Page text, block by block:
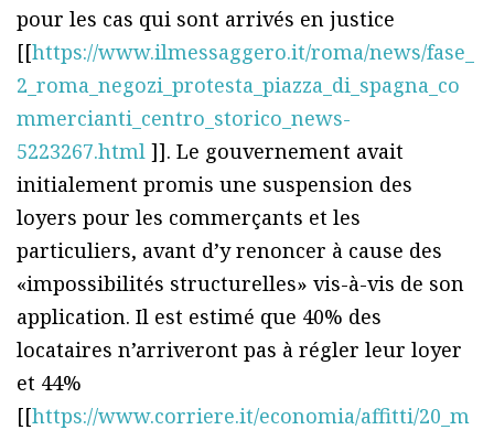
pour les cas qui sont arrivés en justice
[[https://www.ilmessaggero.it/roma/news/fase_
2_roma_negozi_protesta_piazza_di_spagna_co
mmercianti_centro_storico_news-
5223267.html ]]. Le gouvernement avait
initialement promis une suspension des
loyers pour les commerçants et les
particuliers, avant d’y renoncer à cause des
«impossibilités structurelles» vis-à-vis de son
application. Il est estimé que 40% des
locataires n’arriveront pas à régler leur loyer
et 44%
[[https://www.corriere.it/economia/affitti/20_m